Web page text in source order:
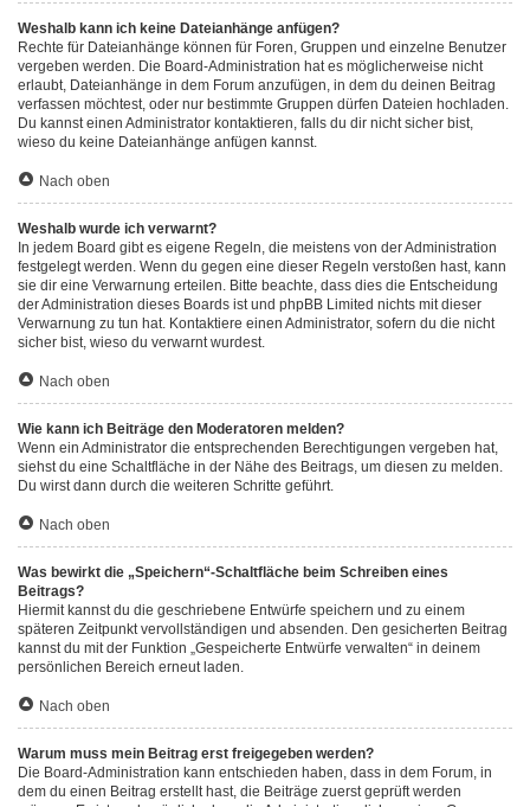
Weshalb kann ich keine Dateianhänge anfügen?
Rechte für Dateianhänge können für Foren, Gruppen und einzelne Benutzer
vergeben werden. Die Board-Administration hat es möglicherweise nicht
erlaubt, Dateianhänge in dem Forum anzufügen, in dem du deinen Beitrag
verfassen möchtest, oder nur bestimmte Gruppen dürfen Dateien hochladen.
Du kannst einen Administrator kontaktieren, falls du dir nicht sicher bist,
wieso du keine Dateianhänge anfügen kannst.
Nach oben
Weshalb wurde ich verwarnt?
In jedem Board gibt es eigene Regeln, die meistens von der Administration
festgelegt werden. Wenn du gegen eine dieser Regeln verstoßen hast, kann
sie dir eine Verwarnung erteilen. Bitte beachte, dass dies die Entscheidung
der Administration dieses Boards ist und phpBB Limited nichts mit dieser
Verwarnung zu tun hat. Kontaktiere einen Administrator, sofern du die nicht
sicher bist, wieso du verwarnt wurdest.
Nach oben
Wie kann ich Beiträge den Moderatoren melden?
Wenn ein Administrator die entsprechenden Berechtigungen vergeben hat,
siehst du eine Schaltfläche in der Nähe des Beitrags, um diesen zu melden.
Du wirst dann durch die weiteren Schritte geführt.
Nach oben
Was bewirkt die „Speichern“-Schaltfläche beim Schreiben eines
Beitrags?
Hiermit kannst du die geschriebene Entwürfe speichern und zu einem
späteren Zeitpunkt vervollständigen und absenden. Den gesicherten Beitrag
kannst du mit der Funktion „Gespeicherte Entwürfe verwalten“ in deinem
persönlichen Bereich erneut laden.
Nach oben
Warum muss mein Beitrag erst freigegeben werden?
Die Board-Administration kann entschieden haben, dass in dem Forum, in
dem du einen Beitrag erstellt hast, die Beiträge zuerst geprüft werden